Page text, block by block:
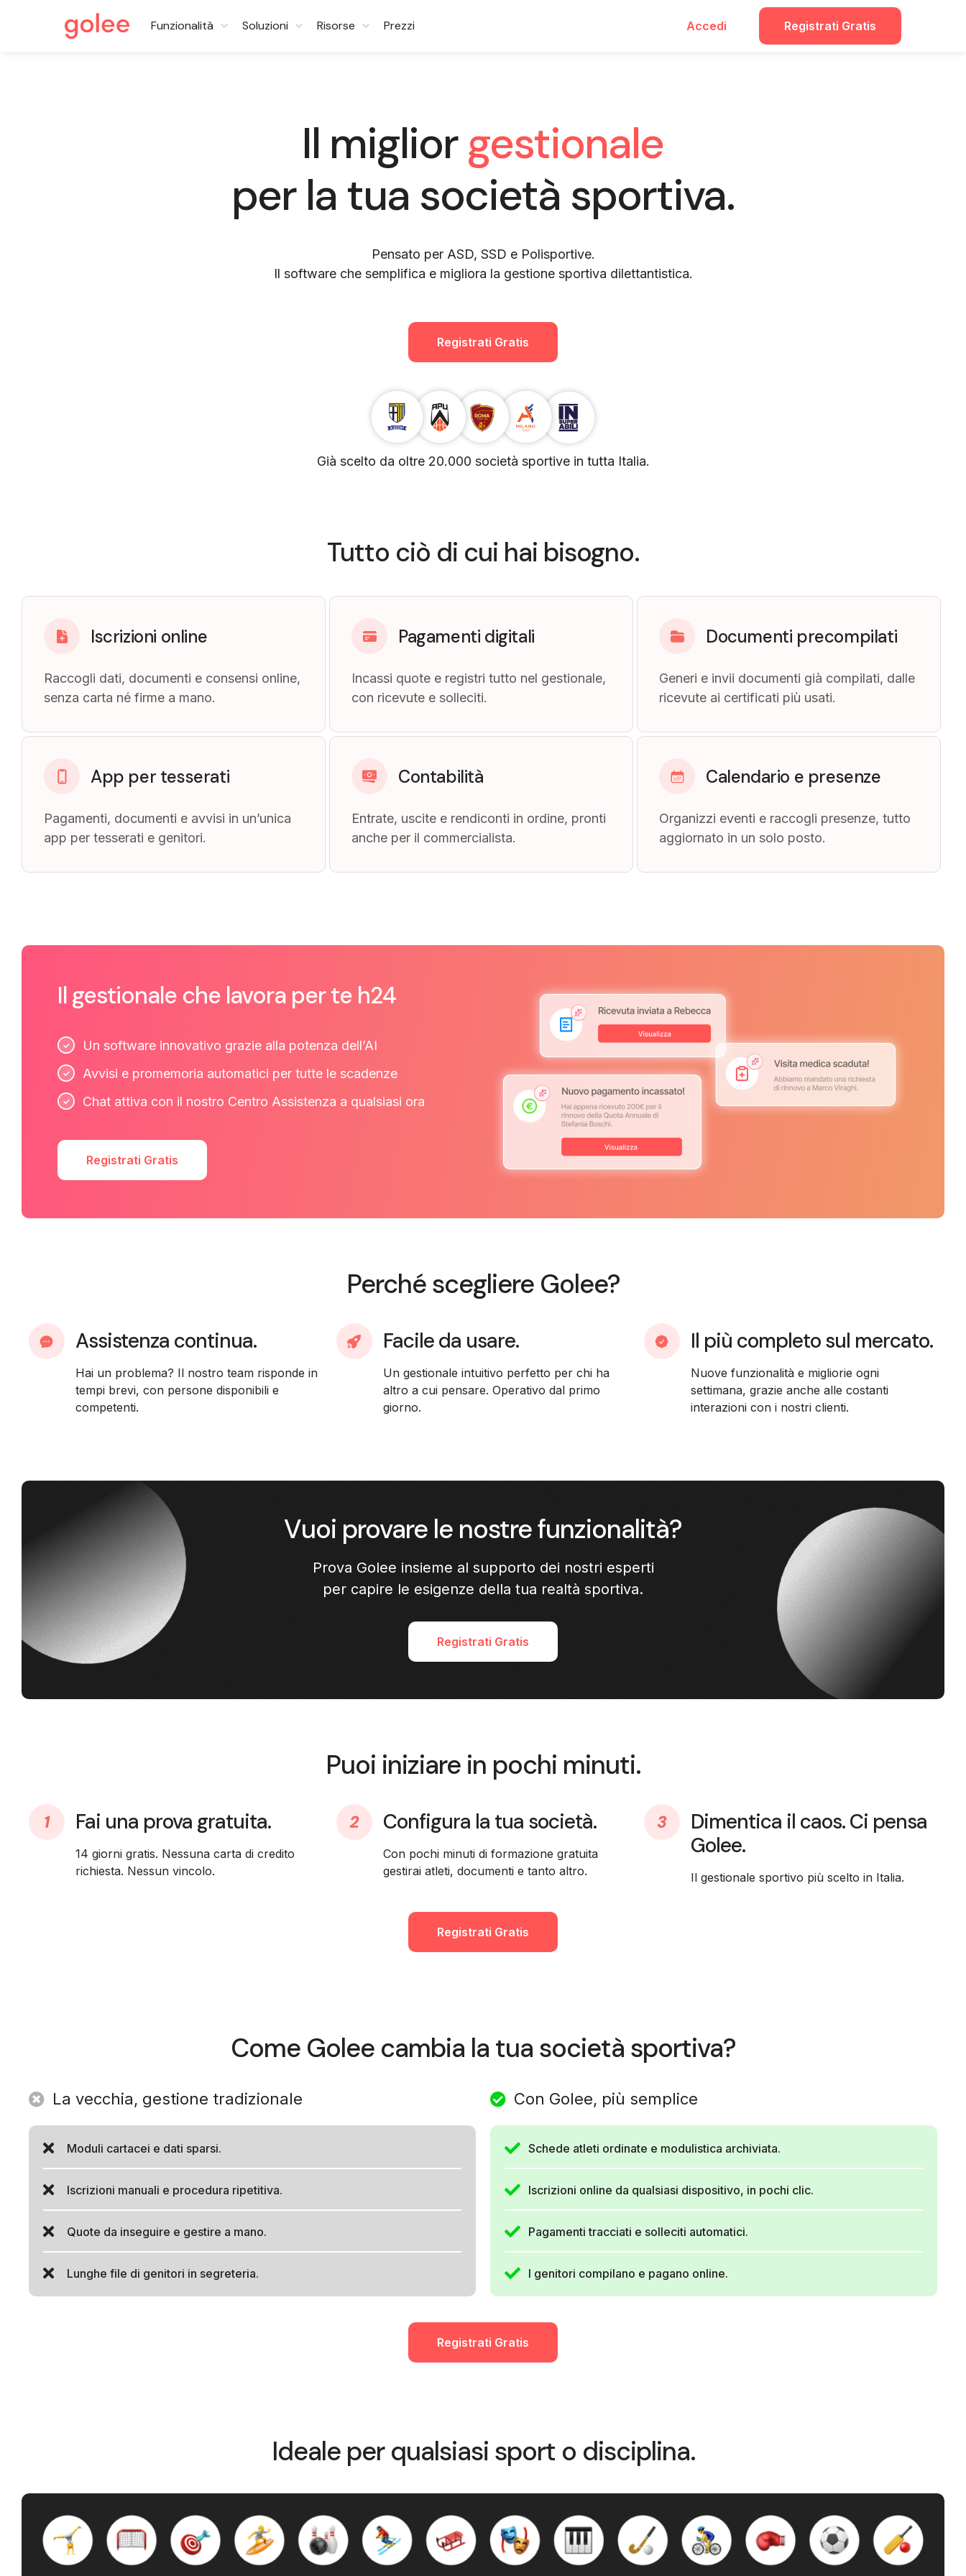
Funzionalità Soluzioni Risorse Prezzi Accedi Registrati Gratis
Il migliorgestionale
per la tua società sportiva.
Pensato per ASD, SSD e Polisportive.
Il software che semplifica e migliora la gestione sportiva dilettantistica.
Registrati Gratis
Già scelto da oltre 20.000 società sportive in tutta Italia.
Tutto ciò di cui hai bisogno.
Iscrizioni online
Raccogli dati, documenti e consensi online,
senza carta né firme a mano.
Pagamenti digitali
Incassi quote e registri tutto nel gestionale,
con ricevute e solleciti.
Documenti precompilati
Generi e invii documenti già compilati, dalle
ricevute ai certificati più usati.
App per tesserati
Pagamenti, documenti e avvisi in un’unica
app per tesserati e genitori.
Contabilità
Entrate, uscite e rendiconti in ordine, pronti
anche per il commercialista.
Calendario e presenze
Organizzi eventi e raccogli presenze, tutto
aggiornato in un solo posto.
Il gestionale che lavora per te h24
Un software innovativo grazie alla potenza dell’AI
Avvisi e promemoria automatici per tutte le scadenze
Chat attiva con il nostro Centro Assistenza a qualsiasi ora
Registrati Gratis
Perché scegliere Golee?
Assistenza continua.
Hai un problema? Il nostro team risponde in
tempi brevi, con persone disponibili e
competenti.
Facile da usare.
Un gestionale intuitivo perfetto per chi ha
altro a cui pensare. Operativo dal primo
giorno.
Il più completo sul mercato.
Nuove funzionalità e migliorie ogni
settimana, grazie anche alle costanti
interazioni con i nostri clienti.
Vuoi provare le nostre funzionalità?
Prova Golee insieme al supporto dei nostri esperti
per capire le esigenze della tua realtà sportiva.
Registrati Gratis
Puoi iniziare in pochi minuti.
Fai una prova gratuita.
14 giorni gratis. Nessuna carta di credito
richiesta. Nessun vincolo.
Configura la tua società.
Con pochi minuti di formazione gratuita
gestirai atleti, documenti e tanto altro.
Dimentica il caos. Ci pensa
Golee.
Il gestionale sportivo più scelto in Italia.
Registrati Gratis
Come Golee cambia la tua società sportiva?
La vecchia, gestione tradizionale
Moduli cartacei e dati sparsi.
Iscrizioni manuali e procedura ripetitiva.
Quote da inseguire e gestire a mano.
Lunghe file di genitori in segreteria.
Con Golee, più semplice
Schede atleti ordinate e modulistica archiviata.
Iscrizioni online da qualsiasi dispositivo, in pochi clic.
Pagamenti tracciati e solleciti automatici.
I genitori compilano e pagano online.
Registrati Gratis
Ideale per qualsiasi sport o disciplina.